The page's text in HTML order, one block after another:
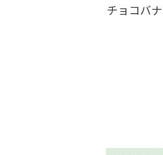
チョコバ